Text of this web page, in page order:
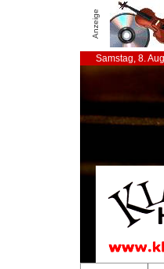
Anzeige
Samstag, 8.